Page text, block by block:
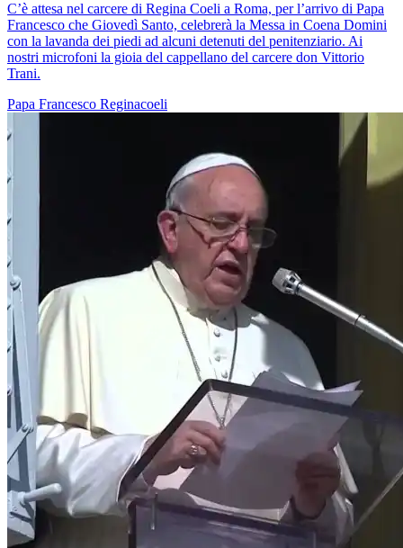
C’è attesa nel carcere di Regina Coeli a Roma, per l’arrivo di Papa
Francesco che Giovedì Santo, celebrerà la Messa in Coena Domini
con la lavanda dei piedi ad alcuni detenuti del penitenziario. Ai
nostri microfoni la gioia del cappellano del carcere don Vittorio
Trani.
Papa Francesco Reginacoeli